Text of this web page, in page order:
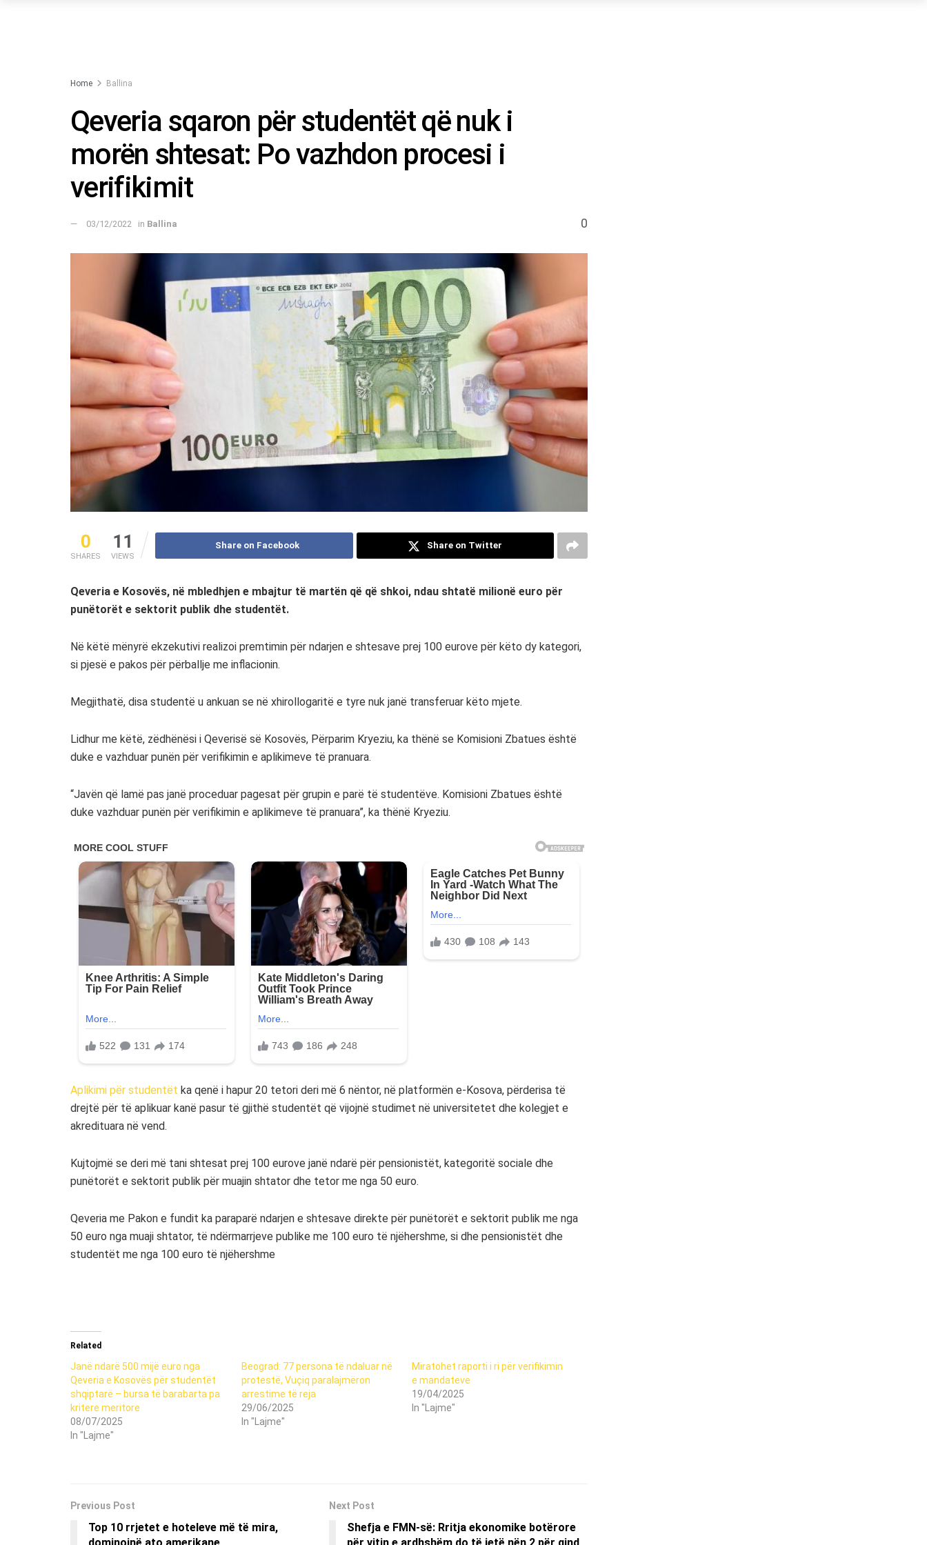
Home Ballina
Qeveria sqaron për studentët që nuk i
morën shtesat: Po vazhdon procesi i
verifikimit
03/12/2022 in Ballina 0
0
SHARES
11
VIEWS
Share on Facebook Share on Twitter
Qeveria e Kosovës, në mbledhjen e mbajtur të martën që që shkoi, ndau shtatë milionë euro për
punëtorët e sektorit publik dhe studentët.
Në këtë mënyrë ekzekutivi realizoi premtimin për ndarjen e shtesave prej 100 eurove për këto dy kategori,
si pjesë e pakos për përballje me inflacionin.
Megjithatë, disa studentë u ankuan se në xhirollogaritë e tyre nuk janë transferuar këto mjete.
Lidhur me këtë, zëdhënësi i Qeverisë së Kosovës, Përparim Kryeziu, ka thënë se Komisioni Zbatues është
duke e vazhduar punën për verifikimin e aplikimeve të pranuara.
“Javën që lamë pas janë proceduar pagesat për grupin e parë të studentëve. Komisioni Zbatues është
duke vazhduar punën për verifikimin e aplikimeve të pranuara”, ka thënë Kryeziu.
Aplikimi për studentët ka qenë i hapur 20 tetori deri më 6 nëntor, në platformën e-Kosova, përderisa të
drejtë për të aplikuar kanë pasur të gjithë studentët që vijojnë studimet në universitetet dhe kolegjet e
akredituara në vend.
Kujtojmë se deri më tani shtesat prej 100 eurove janë ndarë për pensionistët, kategoritë sociale dhe
punëtorët e sektorit publik për muajin shtator dhe tetor me nga 50 euro.
Qeveria me Pakon e fundit ka paraparë ndarjen e shtesave direkte për punëtorët e sektorit publik me nga
50 euro nga muaji shtator, të ndërmarrjeve publike me 100 euro të njëhershme, si dhe pensionistët dhe
studentët me nga 100 euro të njëhershme
Related
Janë ndarë 500 mijë euro nga
Qeveria e Kosovës për studentët
shqiptarë – bursa të barabarta pa
kritere meritore
08/07/2025
In "Lajme"
Beograd: 77 persona të ndaluar në
protestë, Vuçiq paralajmëron
arrestime të reja
29/06/2025
In "Lajme"
Miratohet raporti i ri për verifikimin
e mandateve
19/04/2025
In "Lajme"
Previous Post
Top 10 rrjetet e hoteleve më të mira,
Next Post
Shefja e FMN-së: Rritja ekonomike botërore